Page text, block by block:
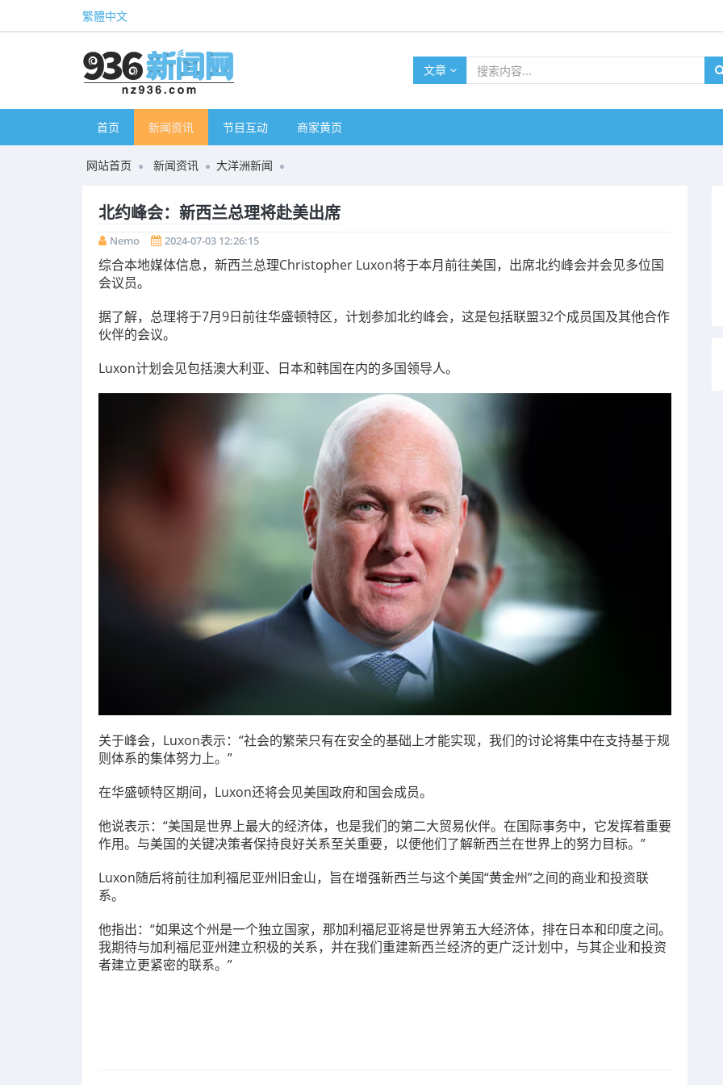
繁體中文
文章
首页 新闻资讯 节目互动 商家黄页
网站首页 新闻资讯 大洋洲新闻
北约峰会：新西兰总理将赴美出席
Nemo 2024-07-03 12:26:15
综合本地媒体信息，新西兰总理Christopher Luxon将于本月前往美国，出席北约峰会并会见多位国
会议员。
据了解，总理将于7月9日前往华盛顿特区，计划参加北约峰会，这是包括联盟32个成员国及其他合作
伙伴的会议。
Luxon计划会见包括澳大利亚、日本和韩国在内的多国领导人。
关于峰会，Luxon表示：“社会的繁荣只有在安全的基础上才能实现，我们的讨论将集中在支持基于规
则体系的集体努力上。”
在华盛顿特区期间，Luxon还将会见美国政府和国会成员。
他说表示：“美国是世界上最大的经济体，也是我们的第二大贸易伙伴。在国际事务中，它发挥着重要
作用。与美国的关键决策者保持良好关系至关重要，以便他们了解新西兰在世界上的努力目标。”
Luxon随后将前往加利福尼亚州旧金山，旨在增强新西兰与这个美国“黄金州”之间的商业和投资联
系。
他指出：“如果这个州是一个独立国家，那加利福尼亚将是世界第五大经济体，排在日本和印度之间。
我期待与加利福尼亚州建立积极的关系，并在我们重建新西兰经济的更广泛计划中，与其企业和投资
者建立更紧密的联系。”